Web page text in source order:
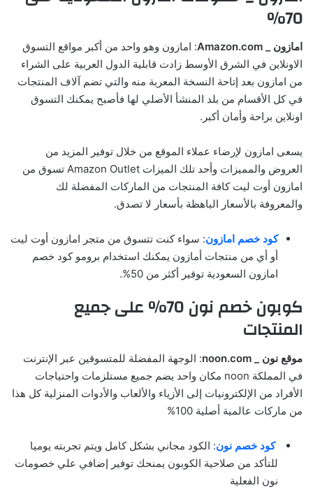
70%
امازون _ Amazon.com
: امازون وهو واحد من أكبر مواقع التسوق
الاونلاين في الشرق الأوسط زادت قابلية الدول العربية على الشراء
من امازون بعد إتاحة النسخة المعربة منه والتي تضم آلاف المنتجات
في كل الأقسام من بلد المنشأ الأصلي لها فأصبح يمكنك التسوق
اونلاين براحة وأمان أكبر.
يسعى امازون لإرضاء عملاء الموقع من خلال توفير المزيد من
العروض والمميزات وأحد تلك الميزات Amazon Outlet تسوق من
امازون أوت ليت كافة المنتجات من الماركات المفضلة لك
والمعروفة بالأسعار الباهظة بأسعار لا تصدق.
كود خصم امازون: سواء كنت تتسوق من متجر امازون أوت ليت
أو أي من منتجات أمازون يمكنك استخدام برومو كود خصم
امازون السعودية توفير أكثر من 50%.
كوبون خصم نون 70% على جميع
المنتجات
موقع نون _ noon.com
: الوجهة المفضلة للمتسوقين عبر الإنترنت
في المملكة noon مكان واحد يضم جميع مستلزمات واحتياجات
الأفراد من الإلكترونيات إلى الأزياء والألعاب والأدوات المنزلية كل هذا
من ماركات عالمية أصلية 100%
كود خصم نون: الكود مجاني بشكل كامل ويتم تجربته يوميا
للتأكد من صلاحية الكوبون يمنحك توفير إضافي علي خصومات
نون الفعلية